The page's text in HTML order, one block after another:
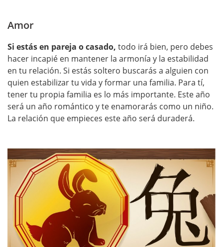
Amor
Si estás en pareja o casado, todo irá bien, pero debes
hacer incapié en mantener la armonía y la estabilidad
en tu relación. Si estás soltero buscarás a alguien con
quien estabilizar tu vida y formar una familia. Para tí,
tener tu propia familia es lo más importante. Este año
será un año romántico y te enamorarás como un niño.
La relación que empieces este año será duraderá.